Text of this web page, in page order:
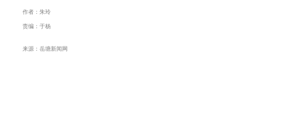
作者：朱玲
责编：于杨
来源：岳塘新闻网